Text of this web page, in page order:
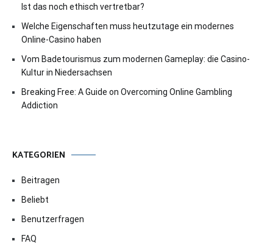
Ist das noch ethisch vertretbar?
Welche Eigenschaften muss heutzutage ein modernes
Online-Casino haben
Vom Badetourismus zum modernen Gameplay: die Casino-
Kultur in Niedersachsen
Breaking Free: A Guide on Overcoming Online Gambling
Addiction
KATEGORIEN
Beitragen
Beliebt
Benutzerfragen
FAQ